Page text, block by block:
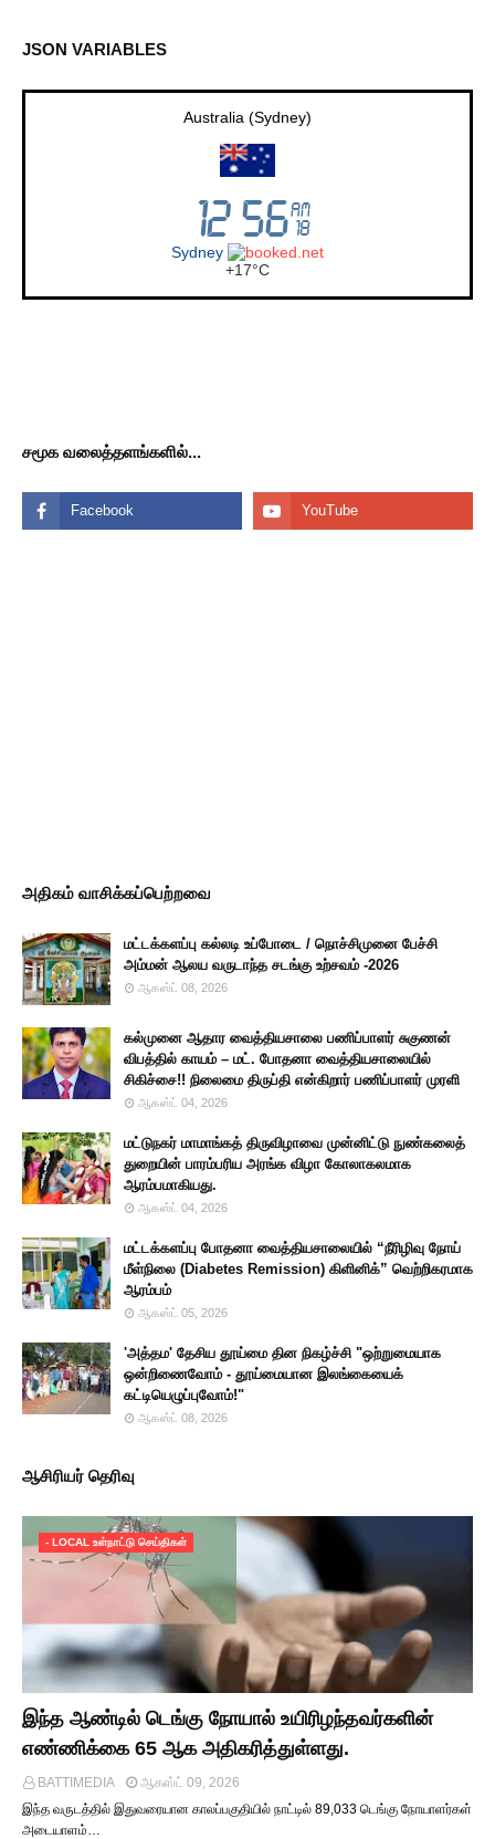
JSON VARIABLES
Australia (Sydney)
Sydney
+17°C
சமூக வலைத்தளங்களில்...
அதிகம் வாசிக்கப்பெற்றவை
மட்டக்களப்பு கல்லடி உப்போடை / நொச்சிமுனை பேச்சி
அம்மன் ஆலய வருடாந்த சடங்கு உற்சவம் -2026
ஆகஸ்ட் 08, 2026
கல்முனை ஆதார வைத்தியசாலை பணிப்பாளர் சுகுணன்
விபத்தில் காயம் – மட். போதனா வைத்தியசாலையில்
சிகிச்சை!! நிலைமை திருப்தி என்கிறார் பணிப்பாளர் முரளி
ஆகஸ்ட் 04, 2026
மட்டுநகர் மாமாங்கத் திருவிழாவை முன்னிட்டு நுண்கலைத்
துறையின் பாரம்பரிய அரங்க விழா கோலாகலமாக
ஆரம்பமாகியது.
ஆகஸ்ட் 04, 2026
மட்டக்களப்பு போதனா வைத்தியசாலையில் “நீரிழிவு நோய்
மீள்நிலை (Diabetes Remission) கிளினிக்” வெற்றிகரமாக
ஆரம்பம்
ஆகஸ்ட் 05, 2026
'அத்தம' தேசிய தூய்மை தின நிகழ்ச்சி "ஒற்றுமையாக
ஒன்றிணைவோம் - தூய்மையான இலங்கையைக்
கட்டியெழுப்புவோம்!"
ஆகஸ்ட் 08, 2026
ஆசிரியர் தெரிவு
- LOCAL உள்நாட்டு செய்திகள்
இந்த ஆண்டில் டெங்கு நோயால் உயிரிழந்தவர்களின்
எண்ணிக்கை 65 ஆக அதிகரித்துள்ளது.
BATTIMEDIA
ஆகஸ்ட் 09, 2026
இந்த வருடத்தில் இதுவரையான காலப்பகுதியில் நாட்டில் 89,033 டெங்கு நோயாளர்கள்
அடையாளம்…